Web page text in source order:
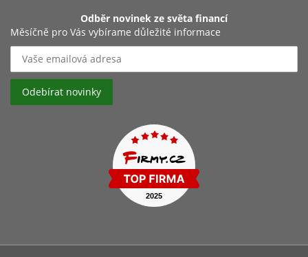
Odběr novinek ze světa financí
Měsíčně pro Vás vybírame důležité informace